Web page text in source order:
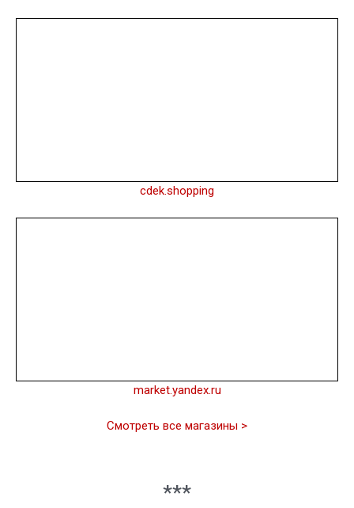
cdek.shopping
market.yandex.ru
Смотреть все магазины >
***